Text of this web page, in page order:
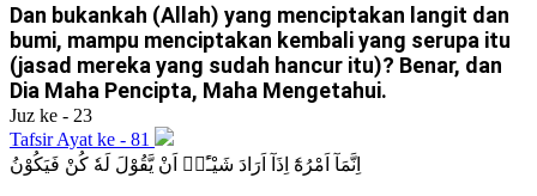
Dan bukankah (Allah) yang menciptakan langit dan
bumi, mampu menciptakan kembali yang serupa itu
(jasad mereka yang sudah hancur itu)? Benar, dan
Dia Maha Pencipta, Maha Mengetahui.
Juz ke - 23
Tafsir Ayat ke - 81
اِنَّمَآ اَمْرُهٗٓ اِذَآ اَرَادَ شَيْـًٔاۖ اَنْ يَّقُوْلَ لَهٗ كُنْ فَيَكُوْنُ